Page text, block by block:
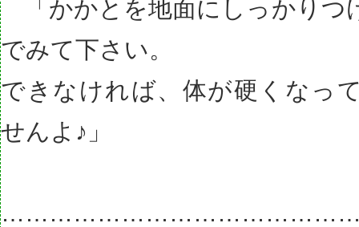
「かかとを地面にしっかりつ
でみて下さい。
できなければ、体が硬くなっ
せんよ♪」